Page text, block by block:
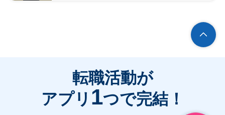
転職活動が
アプリ 1つで完結！